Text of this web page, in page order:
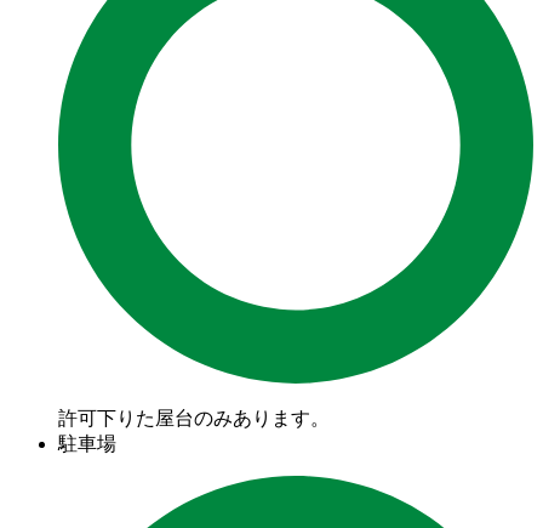
許可下りた屋台のみあります。
駐車場